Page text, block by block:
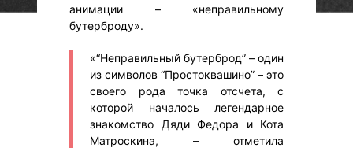
анимации – «неправильному
бутерброду».
«“Неправильный бутерброд” – один
из символов “Простоквашино” – это
своего рода точка отсчета, с
которой началось легендарное
знакомство Дяди Федора и Кота
Матроскина, – отметила